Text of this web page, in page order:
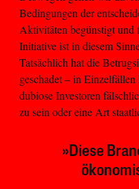
Bedingungen der
Aktivitäten begünstigt und
Initiative ist in diesem
Tatsächlich hat die
geschadet – in
dubiose Investoren
zu sein oder eine Art
»Diese